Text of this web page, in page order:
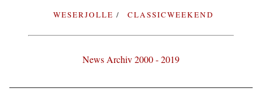
WESERJOLLE
CLASSICWEEKEND
News Archiv 2000 - 2019